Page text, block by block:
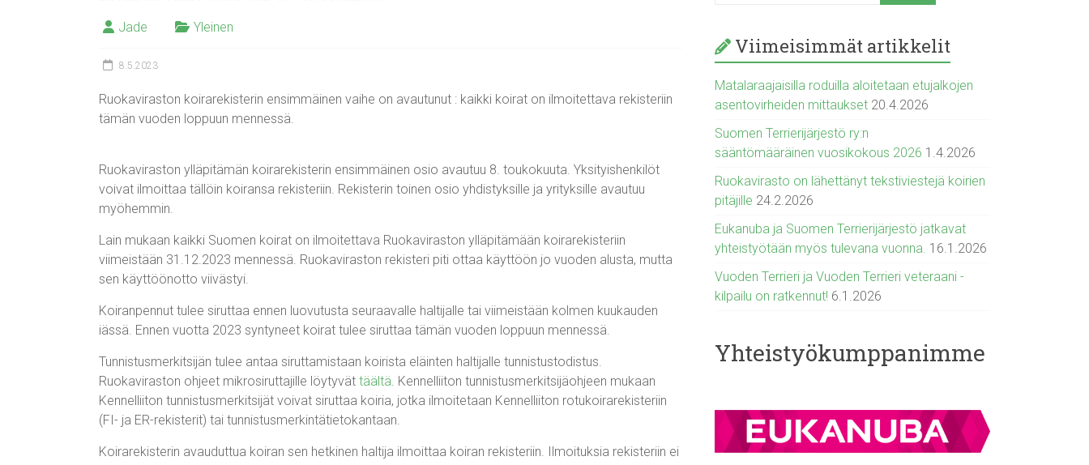
Jade Yleinen
8.5.2023
Ruokaviraston koirarekisterin ensimmäinen vaihe on avautunut : kaikki koirat on ilmoitettava rekisteriin
tämän vuoden loppuun mennessä.
Ruokaviraston ylläpitämän koirarekisterin ensimmäinen osio avautuu 8. toukokuuta. Yksityishenkilöt
voivat ilmoittaa tällöin koiransa rekisteriin. Rekisterin toinen osio yhdistyksille ja yrityksille avautuu
myöhemmin.
Lain mukaan kaikki Suomen koirat on ilmoitettava Ruokaviraston ylläpitämään koirarekisteriin
viimeistään 31.12.2023 mennessä. Ruokaviraston rekisteri piti ottaa käyttöön jo vuoden alusta, mutta
sen käyttöönotto viivästyi.
Koiranpennut tulee siruttaa ennen luovutusta seuraavalle haltijalle tai viimeistään kolmen kuukauden
iässä. Ennen vuotta 2023 syntyneet koirat tulee siruttaa tämän vuoden loppuun mennessä.
Tunnistusmerkitsijän tulee antaa siruttamistaan koirista eläinten haltijalle tunnistustodistus.
Ruokaviraston ohjeet mikrosiruttajille löytyvät täältä. Kennelliiton tunnistusmerkitsijäohjeen mukaan
Kennelliiton tunnistusmerkitsijät voivat siruttaa koiria, jotka ilmoitetaan Kennelliiton rotukoirarekisteriin
(FI- ja ER-rekisterit) tai tunnistusmerkintätietokantaan.
Koirarekisterin avauduttua koiran sen hetkinen haltija ilmoittaa koiran rekisteriin. Ilmoituksia rekisteriin ei
Viimeisimmät artikkelit
Matalaraajaisilla roduilla aloitetaan etujalkojen
asentovirheiden mittaukset 20.4.2026
Suomen Terrierijärjestö ry:n
sääntömääräinen vuosikokous 2026 1.4.2026
Ruokavirasto on lähettänyt tekstiviestejä koirien
pitäjille 24.2.2026
Eukanuba ja Suomen Terrierijärjestö jatkavat
yhteistyötään myös tulevana vuonna. 16.1.2026
Vuoden Terrieri ja Vuoden Terrieri veteraani -
kilpailu on ratkennut! 6.1.2026
Yhteistyökumppanimme